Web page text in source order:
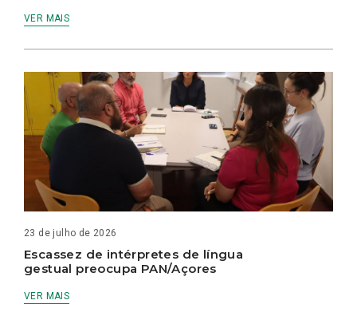
VER MAIS
23 de julho de 2026
Escassez de intérpretes de língua
gestual preocupa PAN/Açores
VER MAIS